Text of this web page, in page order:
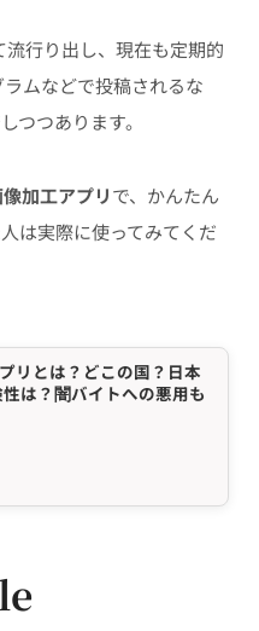
行り出し、現在も定期的
ムなどで投稿されるな
つつあります。
加工アプリで、かんたん
は実際に使ってみてくだ
リとは？どこの国？日本
は？闇バイトへの悪用も